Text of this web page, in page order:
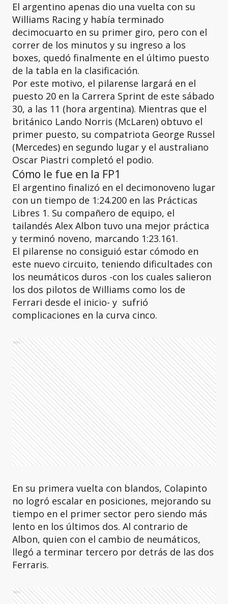
El argentino apenas dio una vuelta con su
Williams Racing y había terminado
decimocuarto en su primer giro, pero con el
correr de los minutos y su ingreso a los
boxes, quedó finalmente en el último puesto
de la tabla en la clasificación.
Por este motivo, el pilarense largará en el
puesto 20 en la Carrera Sprint de este sábado
30, a las 11 (hora argentina). Mientras que el
británico Lando Norris (McLaren) obtuvo el
primer puesto, su compatriota George Russel
(Mercedes) en segundo lugar y el australiano
Oscar Piastri completó el podio.
Cómo le fue en la FP1
El argentino finalizó en el decimonoveno lugar
con un tiempo de 1:24.200 en las Prácticas
Libres 1. Su compañero de equipo, el
tailandés Alex Albon tuvo una mejor práctica
y terminó noveno, marcando 1:23.161.
El pilarense no consiguió estar cómodo en
este nuevo circuito, teniendo dificultades con
los neumáticos duros -con los cuales salieron
los dos pilotos de Williams como los de
Ferrari desde el inicio- y sufrió
complicaciones en la curva cinco.
Ads
En su primera vuelta con blandos, Colapinto
no logró escalar en posiciones, mejorando su
tiempo en el primer sector pero siendo más
lento en los últimos dos. Al contrario de
Albon, quien con el cambio de neumáticos,
llegó a terminar tercero por detrás de las dos
Ferraris.
Ads